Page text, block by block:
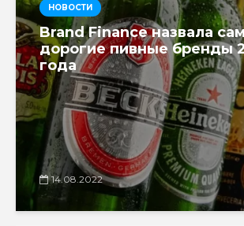
НОВОСТИ
Brand Finance назвала
дорогие пивные бренды
года
14.08.2022